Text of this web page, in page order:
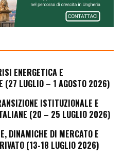
ENERGETICA E
(27 LUGLIO – 1 AGOSTO 2026)
ISTITUZIONALE E
(20 – 25 LUGLIO 2026)
DINAMICHE DI MERCATO E
(13-18 LUGLIO 2026)